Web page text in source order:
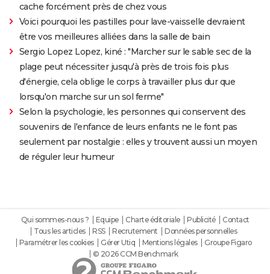
cache forcément près de chez vous
Voici pourquoi les pastilles pour lave-vaisselle devraient
être vos meilleures alliées dans la salle de bain
Sergio Lopez Lopez, kiné : "Marcher sur le sable sec de la
plage peut nécessiter jusqu'à près de trois fois plus
d'énergie, cela oblige le corps à travailler plus dur que
lorsqu'on marche sur un sol ferme"
Selon la psychologie, les personnes qui conservent des
souvenirs de l'enfance de leurs enfants ne le font pas
seulement par nostalgie : elles y trouvent aussi un moyen
de réguler leur humeur
Qui sommes-nous ? Equipe Charte éditoriale Publicité
Contact
Tous les articles
RSS Recrutement
Données personnelles
Paramétrer les cookies
Gérer Utiq Mentions légales
Groupe Figaro
© 2026 CCM Benchmark